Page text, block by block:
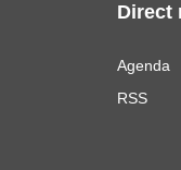
Direct
Agenda
RSS